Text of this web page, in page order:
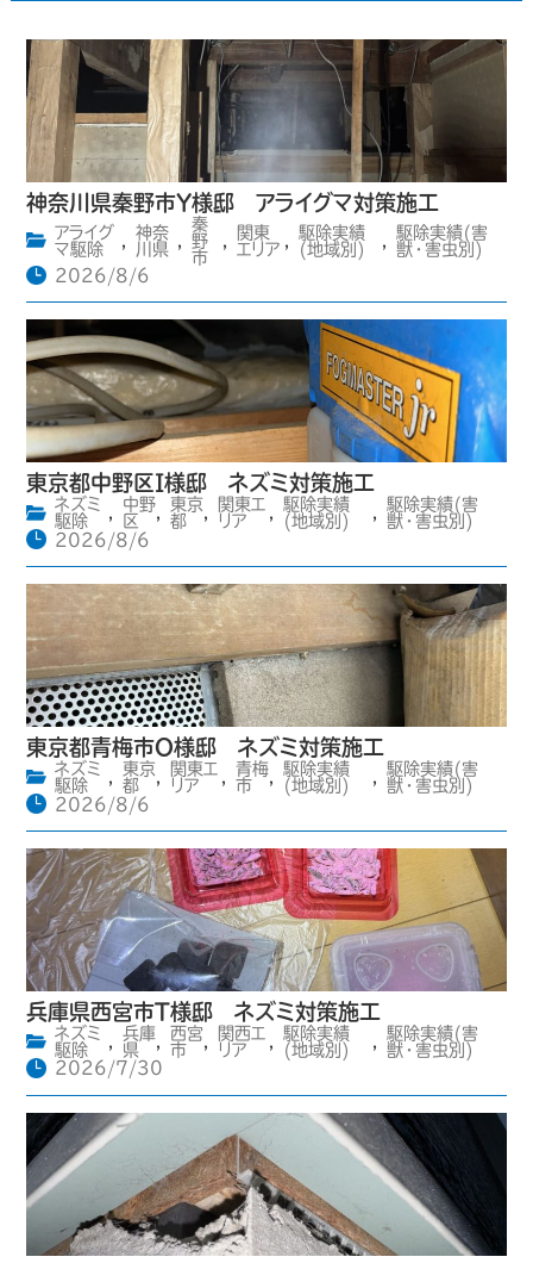
神奈川県秦野市Y様邸 アライグマ対策施工
アライグ
マ駆除
神奈
川県
秦
野
市
関東
エリア
駆除実績
(地域別)
駆除実績(害
獣・害虫別)
2026/8/6
東京都中野区I様邸 ネズミ対策施工
ネズミ
駆除
,
中野
区
,
東京
都
,
関東エ
リア
,
駆除実績
(地域別)
,
駆除実績(害
獣・害虫別)
2026/8/6
東京都青梅市O様邸 ネズミ対策施工
ネズミ
駆除
,
東京
都
,
関東エ
リア
,
青梅
市
,
駆除実績
(地域別)
,
駆除実績(害
獣・害虫別)
2026/8/6
兵庫県西宮市T様邸 ネズミ対策施工
ネズミ
駆除
,
兵庫
県
,
西宮
市
,
関西エ
リア
,
駆除実績
(地域別)
,
駆除実績(害
獣・害虫別)
2026/7/30